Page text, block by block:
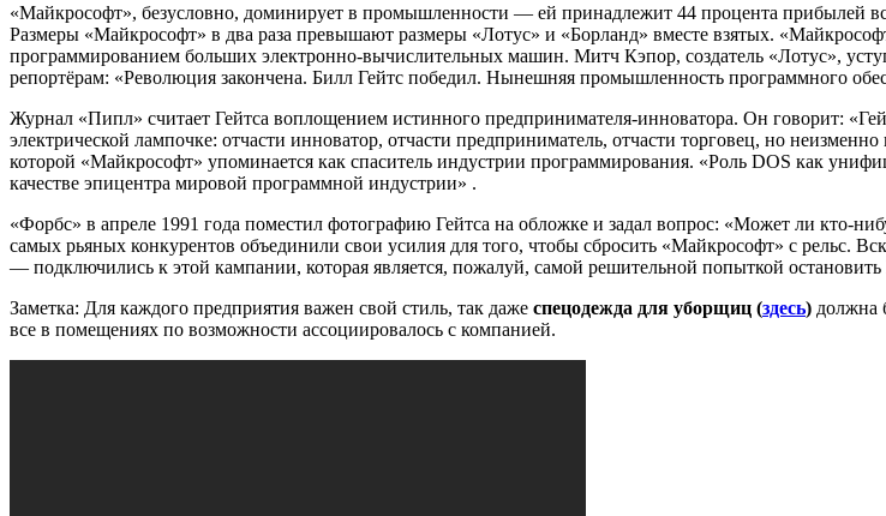
«Майкрософт», безусловно, доминирует в промышленности — ей принадлежит 44 процента прибылей
Размеры «Майкрософт» в два раза превышают размеры «Лотус» и «Борланд» вместе взятых.
программированием больших электронно-вычислительных машин. Митч Кэпор, создатель «Лотус»,
репортёрам: «Революция закончена. Билл Гейтс победил. Нынешняя промышленность программного
Журнал «Пипл» считает Гейтса воплощением истинного предпринимателя-инноватора. Он говорит:
электрической лампочке: отчасти инноватор, отчасти предприниматель, отчасти торговец, но
которой «Майкрософт» упоминается как спаситель индустрии программирования. «Роль DOS как
качестве эпицентра мировой программной индустрии» .
«Форбс» в апреле 1991 года поместил фотографию Гейтса на обложке и задал вопрос: «Может ли кто-
самых рьяных конкурентов объединили свои усилия для того, чтобы сбросить «Майкрософт» с рельс.
— подключились к этой кампании, которая является, пожалуй, самой решительной попыткой
Заметка: Для каждого предприятия важен свой стиль, так даже спецодежда для уборщиц (здесь) должна
все в помещениях по возможности ассоциировалось с компанией.